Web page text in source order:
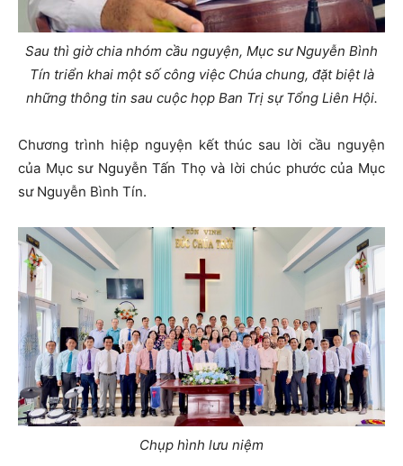
Sau thì giờ chia nhóm cầu nguyện, Mục sư Nguyễn Bình
Tín triển khai một số công việc Chúa chung, đặt biệt là
những thông tin sau cuộc họp Ban Trị sự Tổng Liên Hội.
Chương trình hiệp nguyện kết thúc sau lời cầu nguyện
của Mục sư Nguyễn Tấn Thọ và lời chúc phước của Mục
sư Nguyễn Bình Tín.
Chụp hình lưu niệm